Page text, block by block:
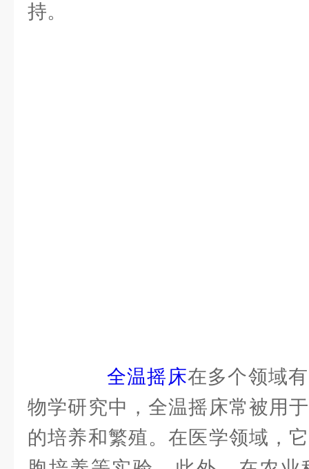
持。
全温摇床在多个领域
物学研究中，全温摇床常被用
的培养和繁殖。在医学领域，